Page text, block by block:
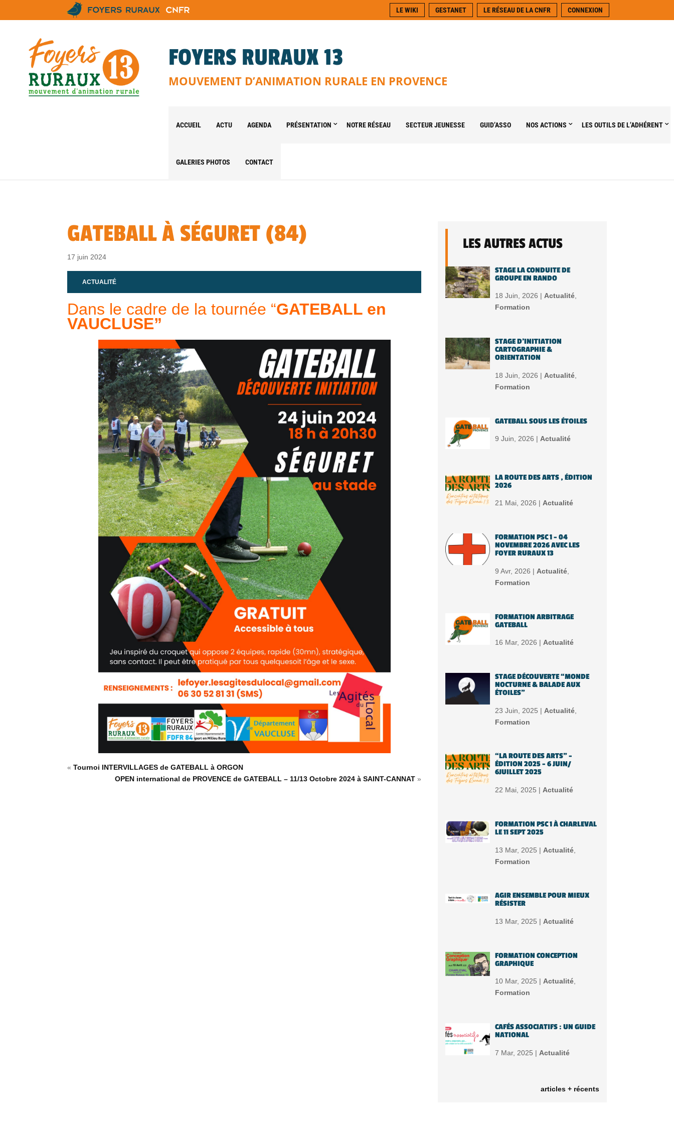
LE WIKI GESTANET LE RÉSEAU DE LA CNFR CONNEXION
FOYERS RURAUX 13
MOUVEMENT D’ANIMATION RURALE EN PROVENCE
ACCUEIL ACTU AGENDA PRÉSENTATION NOTRE RÉSEAU SECTEUR JEUNESSE GUID’ASSO NOS ACTIONS LES OUTILS DE L’ADHÉRENT
GALERIES PHOTOS CONTACT
GATEBALL À SÉGURET (84)
17 juin 2024
ACTUALITÉ
Dans le cadre de la tournée “GATEBALL en
VAUCLUSE”
«Tournoi INTERVILLAGES de GATEBALL à ORGON
OPEN international de PROVENCE de GATEBALL – 11/13 Octobre 2024 à SAINT-CANNAT »
LES AUTRES ACTUS
STAGE LA CONDUITE DE
GROUPE EN RANDO
18 Juin, 2026 | Actualité,
Formation
STAGE D’INITIATION
CARTOGRAPHIE &
ORIENTATION
18 Juin, 2026 | Actualité,
Formation
GATEBALL SOUS LES ÉTOILES
9 Juin, 2026 | Actualité
LA ROUTE DES ARTS , ÉDITION
2026
21 Mai, 2026 | Actualité
FORMATION PSC 1 – 04
NOVEMBRE 2026 AVEC LES
FOYER RURAUX 13
9 Avr, 2026 | Actualité,
Formation
FORMATION ARBITRAGE
GATEBALL
16 Mar, 2026 | Actualité
STAGE DÉCOUVERTE “MONDE
NOCTURNE & BALADE AUX
ÉTOILES”
23 Juin, 2025 | Actualité,
Formation
“LA ROUTE DES ARTS” –
ÉDITION 2025 – 6 JUIN/
6JUILLET 2025
22 Mai, 2025 | Actualité
FORMATION PSC 1 À CHARLEVAL
LE 11 SEPT 2025
13 Mar, 2025 | Actualité,
Formation
AGIR ENSEMBLE POUR MIEUX
RÉSISTER
13 Mar, 2025 | Actualité
FORMATION CONCEPTION
GRAPHIQUE
10 Mar, 2025 | Actualité,
Formation
CAFÉS ASSOCIATIFS : UN GUIDE
NATIONAL
7 Mar, 2025 | Actualité
articles + récents